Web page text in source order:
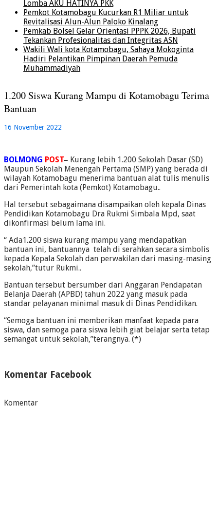
Lomba AKU HATINYA PKK
Pemkot Kotamobagu Kucurkan R1 Miliar untuk
Revitalisasi Alun-Alun Paloko Kinalang
Pemkab Bolsel Gelar Orientasi PPPK 2026, Bupati
Tekankan Profesionalitas dan Integritas ASN
Wakili Wali kota Kotamobagu, Sahaya Mokoginta
Hadiri Pelantikan Pimpinan Daerah Pemuda
Muhammadiyah
1.200 Siswa Kurang Mampu di Kotamobagu Terima
Bantuan
16 November 2022
BOLMONG POST– Kurang lebih 1.200 Sekolah Dasar (SD)
Maupun Sekolah Menengah Pertama (SMP) yang berada di
wilayah Kotamobagu menerima bantuan alat tulis menulis
dari Pemerintah kota (Pemkot) Kotamobagu..
Hal tersebut sebagaimana disampaikan oleh kepala Dinas
Pendidikan Kotamobagu Dra Rukmi Simbala Mpd, saat
dikonfirmasi belum lama ini.
“ Ada1.200 siswa kurang mampu yang mendapatkan
bantuan ini, bantuannya telah di serahkan secara simbolis
kepada Kepala Sekolah dan perwakilan dari masing-masing
sekolah,”tutur Rukmi..
Bantuan tersebut bersumber dari Anggaran Pendapatan
Belanja Daerah (APBD) tahun 2022 yang masuk pada
standar pelayanan minimal masuk di Dinas Pendidikan.
“Semoga bantuan ini memberikan manfaat kepada para
siswa, dan semoga para siswa lebih giat belajar serta tetap
semangat untuk sekolah,”terangnya. (*)
Komentar Facebook
Komentar